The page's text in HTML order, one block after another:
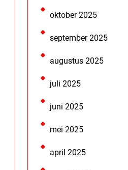
oktober 2025
september 2025
augustus 2025
juli 2025
juni 2025
mei 2025
april 2025